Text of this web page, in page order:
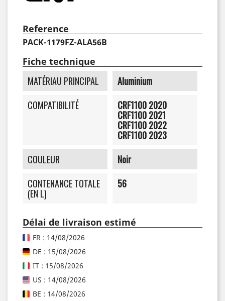
Reference
PACK-1179FZ-ALA56B
Fiche technique
MATÉRIAU PRINCIPAL
Aluminium
COMPATIBILITÉ
CRF1100 2020
CRF1100 2021
CRF1100 2022
CRF1100 2023
COULEUR
Noir
CONTENANCE TOTALE
(EN L)
56
Délai de livraison estimé
FR : 14/08/2026
DE : 15/08/2026
IT : 15/08/2026
US : 14/08/2026
BE : 14/08/2026